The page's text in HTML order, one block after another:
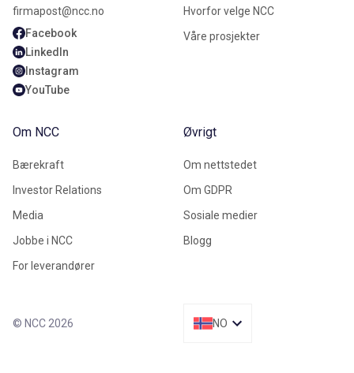
firmapost@ncc.no
Facebook
LinkedIn
Instagram
YouTube
Hvorfor velge NCC
Våre prosjekter
Om NCC
Bærekraft
Investor Relations
Media
Jobbe i NCC
For leverandører
Øvrigt
Om nettstedet
Om GDPR
Sosiale medier
Blogg
© NCC 2026 NO